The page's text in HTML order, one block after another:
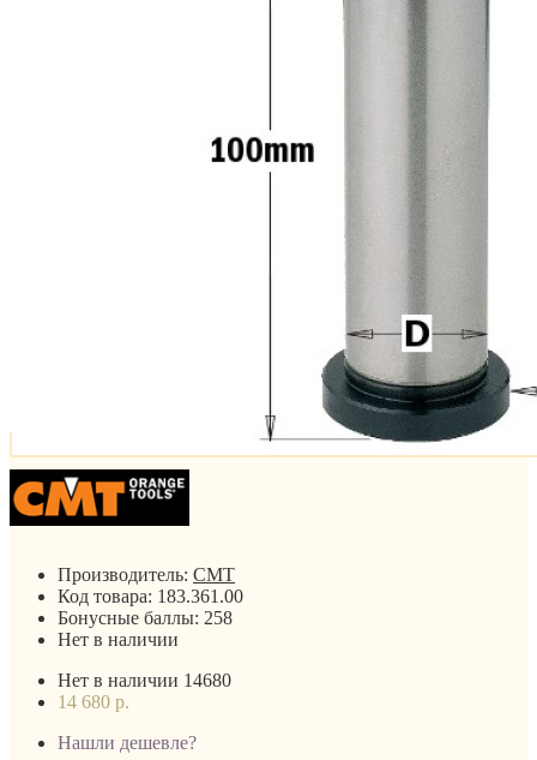
Производитель: CMT
Код товара: 183.361.00
Бонусные баллы: 258
Нет в наличии
Нет в наличии 14680
14 680 р.
Нашли дешевле?